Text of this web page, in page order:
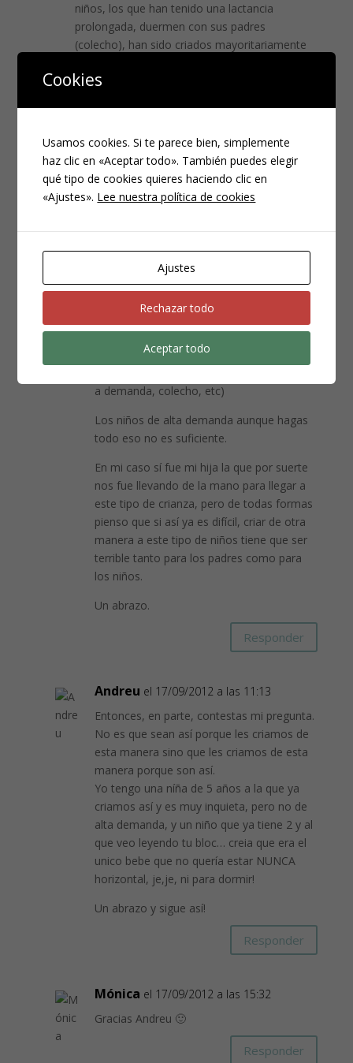
niños, los que han tenido una lactancia
prolongada, duermen con sus padres
(colecho), han sido criados mayoritariamente
dejado llorar sin consuelo, son niños de alta
crianza la que hace que nuestros hijos sean de
alta demanda (mas espabilados, je,je)? ¿O es
que como son niños de alta demanda nos
inclinamos más por este tipo de crianza?
el 14/09/2012 a las 21:51
Andreu pues yo hasta ahora me he
He visto muchas mamás tener claro que si
sus hijos son tranquilos es porque siempre
a demanda, colecho, etc)
Los niños de alta demanda aunque hagas
todo eso no es suficiente.
En mi caso sí fue mi hija la que por suerte
nos fue llevando de la mano para llegar a
este tipo de crianza, pero de todas formas
pienso que si así ya es difícil, criar de otra
manera a este tipo de niños tiene que ser
terrible tanto para los padres como para
los niños.
Un abrazo.
Responder
Andreu el 17/09/2012 a las 11:13
Entonces, en parte, contestas mi pregunta.
No es que sean así porque les criamos de
esta manera sino que les criamos de esta
manera porque son así.
Yo tengo una níña de 5 años a la que ya
criamos así y es muy inquieta, pero no de
alta demanda, y un niño que ya tiene 2 y al
que veo leyendo tu bloc… creia que era el
unico bebe que no quería estar NUNCA
horizontal, je,je, ni para dormir!
Un abrazo y sigue así!
Responder
Mónica el 17/09/2012 a las 15:32
Gracias Andreu 🙂
Responder
Cookies
Usamos cookies. Si te parece bien, simplemente
haz clic en «Aceptar todo». También puedes elegir
qué tipo de cookies quieres haciendo clic en
«Ajustes». Lee nuestra política de cookies
Ajustes
Rechazar todo
Aceptar todo